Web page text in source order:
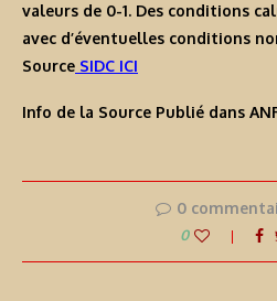
valeurs de 0-1. Des conditions
avec d’éventuelles conditions
Source SIDC ICI
Info de la Source Publié dans
0
0